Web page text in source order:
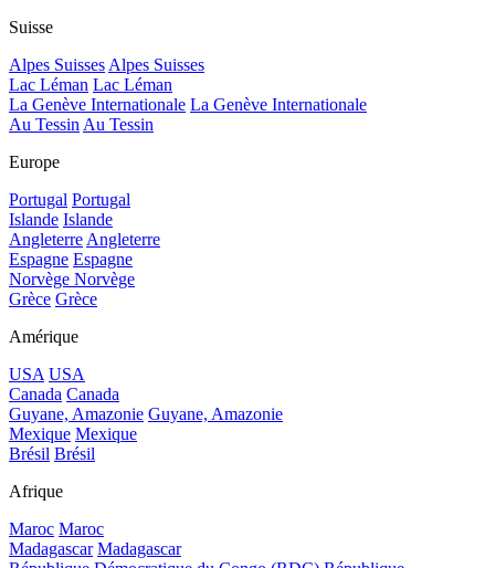
Suisse
Alpes Suisses Alpes Suisses
Lac Léman Lac Léman
La Genève Internationale La Genève Internationale
Au Tessin Au Tessin
Europe
Portugal Portugal
Islande Islande
Angleterre Angleterre
Espagne Espagne
Norvège Norvège
Grèce Grèce
Amérique
USA USA
Canada Canada
Guyane, Amazonie Guyane, Amazonie
Mexique Mexique
Brésil Brésil
Afrique
Maroc Maroc
Madagascar Madagascar